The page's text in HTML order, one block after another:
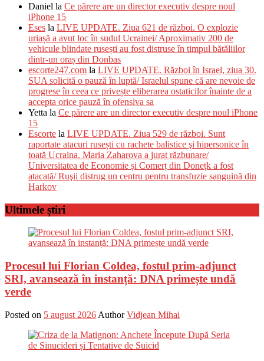
Daniel la Ce părere are un director executiv despre noul
iPhone 15
Eses la LIVE UPDATE. Ziua 621 de război. O explozie
uriașă a avut loc în sudul Ucrainei/ Aproximativ 200 de
vehicule blindate rusești au fost distruse în timpul bătăliilor
dintr-un oraș din Donbas
escorte247.com la LIVE UPDATE. Război în Israel, ziua 30.
SUA solicită o pauză în luptă/ Israelul spune că are nevoie de
progrese în ceea ce privește eliberarea ostaticilor înainte de a
accepta orice pauză în ofensiva sa
Yetta la Ce părere are un director executiv despre noul iPhone
15
Escorte la LIVE UPDATE. Ziua 529 de război. Sunt
raportate atacuri rusești cu rachete balistice şi hipersonice în
toată Ucraina. Maria Zaharova a jurat răzbunare/
Universitatea de Economie și Comerț din Donețk a fost
atacată/ Ruşii distrug un centru pentru transfuzie sanguină din
Harkov
Ultimele știri
Procesul lui Florian Coldea, fostul prim-adjunct
SRI, avansează în instanță: DNA primește undă
verde
Posted on 5 august 2026 Author Vidjean Mihai